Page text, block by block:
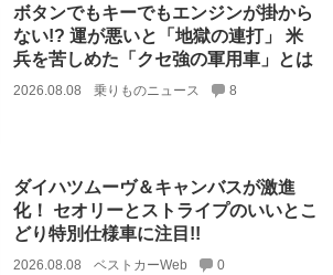
ボタンでもキーでもエンジンが掛から
ない!? 運が悪いと「地獄の連打」 米
兵を苦しめた「クセ強の軍用車」とは
2026.08.08 乗りものニュース 8
ダイハツムーヴ＆キャンバスが激進
化！ セオリーとストライプのいいとこ
どり特別仕様車に注目!!
2026.08.08 ベストカーWeb 0